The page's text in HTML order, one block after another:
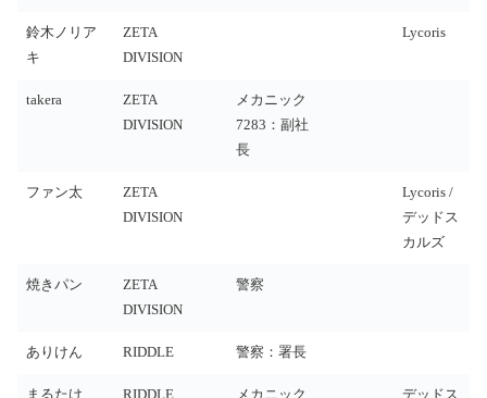
鈴木ノリア
キ
ZETA
DIVISION
Lycoris
takera
ZETA
DIVISION
メカニック
7283：副社
長
ファン太
ZETA
DIVISION
Lycoris /
デッドス
カルズ
焼きパン
ZETA
DIVISION
警察
ありけん RIDDLE 警察：署長
まるたけ RIDDLE
メカニック
デッドス